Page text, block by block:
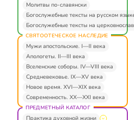
Молитвы по-славянски
Богослужебные тексты на русском
Богослужебные тексты на
СВЯТООТЕЧЕСКОЕ НАСЛЕДИЕ
Мужи апостольские. I—II века
Апологеты. II—III века
Вселенские соборы. IV—VIII века
Средневековье. IX—XV века
Новое время. XVI—XIX века
Современность. XX—XXI века
ПРЕДМЕТНЫЙ КАТАЛОГ
Практика духовной жизни